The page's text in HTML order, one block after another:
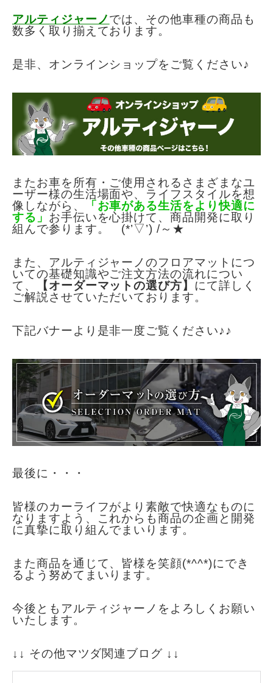
アルティジャーノでは、その他車種の商品も
数多く取り揃えております。
是非、オンラインショップをご覧くださ い♪
またお車を所有・ご使用されるさまざまなユ
ーザー様の生活場面や、 ライフスタイルを想
像しながら、
「お車がある生活をより快適に
する 」 お手伝いを心掛けて、商品開発に取り
組んで参ります。 (*’▽’) /～★
また、アルティジャーノのフロアマットにつ
いての基礎知識やご注文方法の流れについ
て、
【オーダーマットの選び方】 にて詳しく
ご解説させていただいております。
下記バナーより是非一度ご覧ください♪♪
最後に・・・
皆様のカーライフがより素敵で快適なものに
なりますよう、
これからも商品の企画と開発
に真摯に取り組んでまいります。
また商品を通じて、皆様を笑顔(*^^*)にでき
るよう努めてまいります。
今後ともアルティジャーノをよろしくお願い
いたします。
↓↓ その他マツダ関連ブログ ↓↓